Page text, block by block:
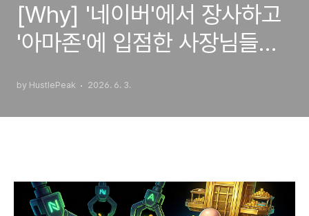
[Why] '네이버'에서 장사하고
'아마존'에 입점한 사장님들
트
by HustlePeak 2026. 6. 3.